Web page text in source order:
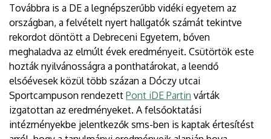
Továbbra is a DE a legnépszerűbb vidéki egyetem az
országban, a felvételt nyert hallgatók számát tekintve
rekordot döntött a Debreceni Egyetem, bőven
meghaladva az elmúlt évek eredményeit. Csütörtök este
hozták nyilvánosságra a ponthatárokat, a leendő
elsőévesek közül több százan a Dóczy utcai
Sportcampuson rendezett Pont iDE Partin várták
izgatottan az eredményeket. A felsőoktatási
intézményekbe jelentkezők sms-ben is kaptak értesítést